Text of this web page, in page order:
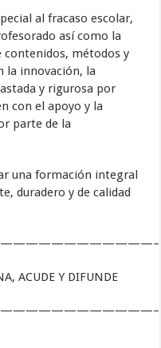
al fracaso escolar,
así como la
contenidos, métodos y
la innovación, la
y rigurosa por
con el apoyo y la
parte de la
una formación integral
duradero y de calidad
ACUDE Y DIFUNDE